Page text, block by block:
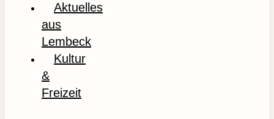
Aktuelles
aus
Lembeck
Kultur
&
Freizeit